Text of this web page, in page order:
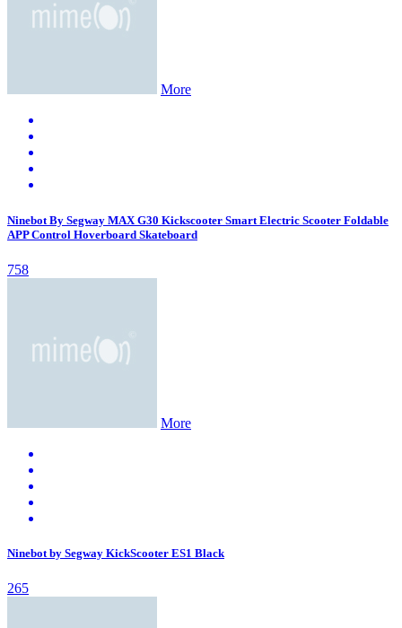
More
Ninebot By Segway MAX G30 Kickscooter Smart Electric Scooter Foldable
APP Control Hoverboard Skateboard
758
More
Ninebot by Segway KickScooter ES1 Black
265